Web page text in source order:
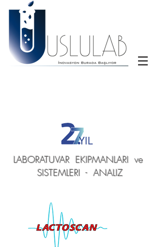
LABORATUVAR EKIPMANLARI ve
SISTEMLERI - ANALIZ